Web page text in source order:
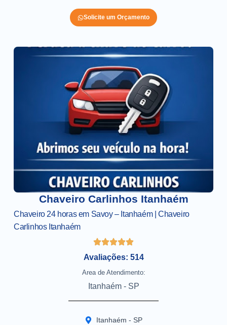
Solicite um Orçamento
Chaveiro Carlinhos Itanhaém
Chaveiro 24 horas em Savoy – Itanhaém | Chaveiro
Carlinhos Itanhaém
Avaliações: 514
Area de Atendimento:
Itanhaém - SP
Itanhaém - SP